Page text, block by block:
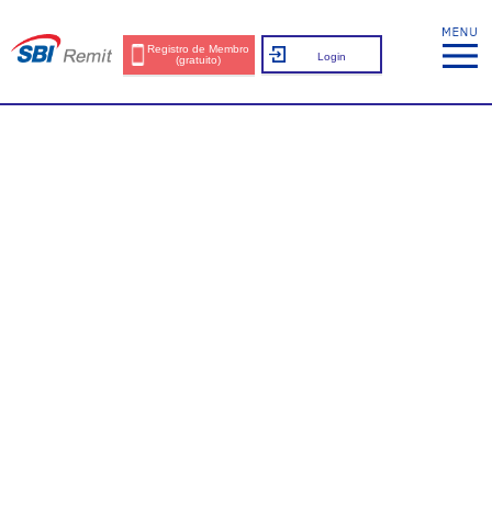
Registro de Membro
(gratuito)
Login